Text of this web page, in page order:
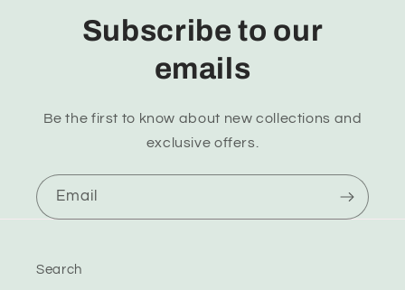
Subscribe to our
emails
Be the first to know about new collections and
exclusive offers.
Email
Search